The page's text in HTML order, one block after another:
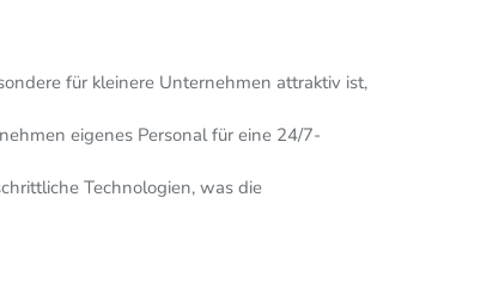
für kleinere Unternehmen attraktiv ist,
eigenes Personal für eine 24/7-
Technologien, was die